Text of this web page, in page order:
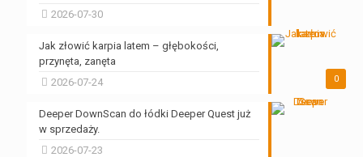
2026-07-30
0
Jak złowić karpia latem – głębokości,
przynęta, zanęta
2026-07-24
Deeper DownScan do łódki Deeper Quest już
w sprzedaży.
2026-07-23